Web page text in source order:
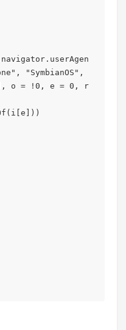
"SymbianOS",
o = !0, e = 0, r